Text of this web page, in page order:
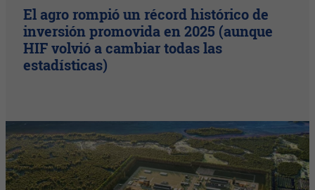
El agro rompió un récord histórico de
inversión promovida en 2025 (aunque
HIF volvió a cambiar todas las
estadísticas)